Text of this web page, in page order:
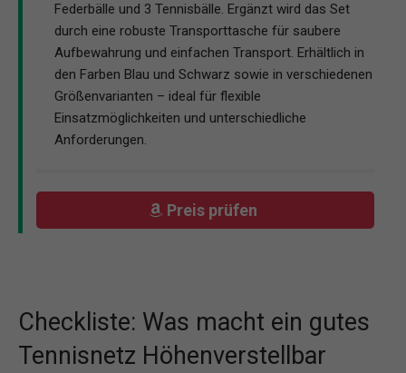
Federbälle und 3 Tennisbälle. Ergänzt wird das Set
durch eine robuste Transporttasche für saubere
Aufbewahrung und einfachen Transport. Erhältlich in
den Farben Blau und Schwarz sowie in verschiedenen
Größenvarianten – ideal für flexible
Einsatzmöglichkeiten und unterschiedliche
Anforderungen.
Preis prüfen
Checkliste: Was macht ein gutes
Tennisnetz Höhenverstellbar